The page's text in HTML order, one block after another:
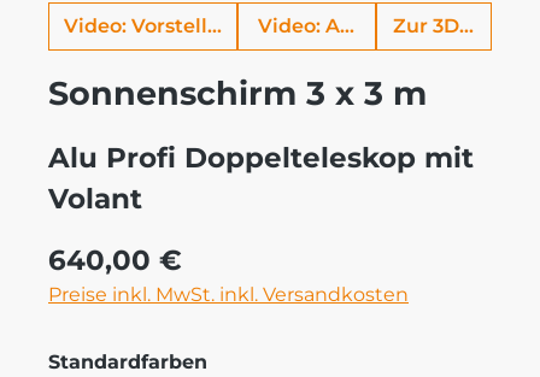
Video: Vorstellung Alu ProfiVideo: AufbauhilfeZur 3D Ansicht
Sonnenschirm 3 x 3 m
Alu Profi Doppelteleskop mit
Volant
Regulärer Preis:
640,00 €
Preise inkl. MwSt. inkl. Versandkosten
Standardfarben